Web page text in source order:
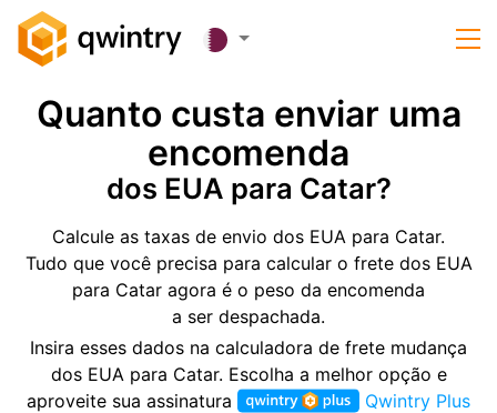
Quanto custa enviar uma
encomenda
dos EUA para Catar?
Calcule as taxas de envio dos EUA para Catar.
Tudo que você precisa para calcular o frete dos EUA
para Catar agora é o peso da encomenda
a ser despachada.
Insira esses dados na calculadora de frete mudança
dos EUA para Catar. Escolha a melhor opção e
aproveite sua assinatura
Qwintry Plus